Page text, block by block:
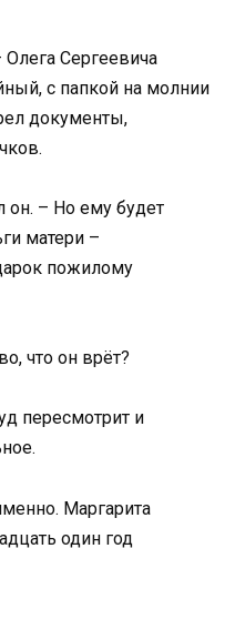
Сергеевича
с папкой на молнии
документы,
он. – Но ему будет
матери –
пожилому
что он врёт?
пересмотрит и
Маргарита
один год